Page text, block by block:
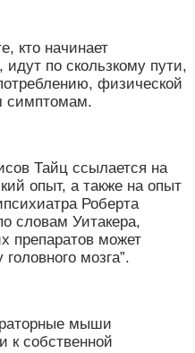
кто начинает
по скользкому пути,
физической
симптомам.
Тайц ссылается на
опыт, а также на опыт
Роберта
словам Уитакера,
препаратов может
мозга”.
мыши
к собственной